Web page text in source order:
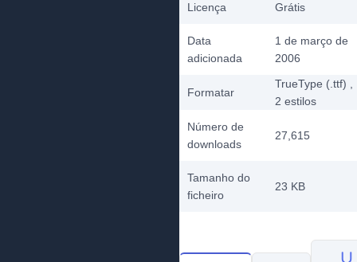
Licença
Grátis
Data
adicionada
1 de março de
2006
Formatar
TrueType (.ttf)
2 estilos
Número de
downloads
27,615
Tamanho do
ficheiro
23 KB